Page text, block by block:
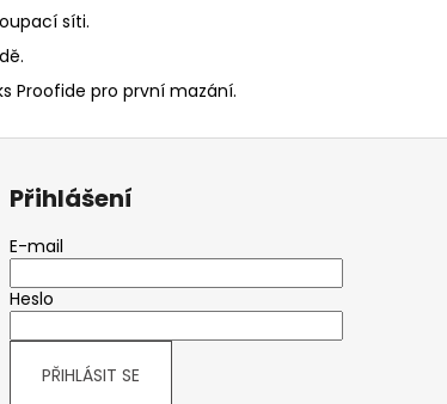
síti.
Proofide pro první mazání.
Přihlášení
E-mail
Heslo
PŘIHLÁSIT SE